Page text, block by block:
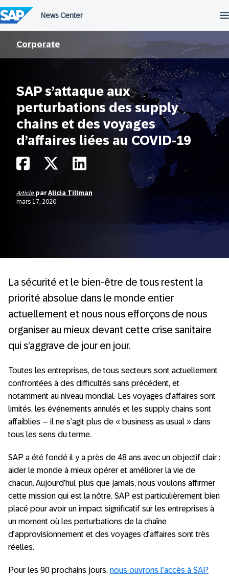
au
contenu
Corporate
SAP s’attaque aux
perturbations des supply
chains et des voyages
d’affaires liées au COVID-19
Article par Alicia Tillman
mars 17, 2020
La sécurité et le bien-être de tous restent la
priorité absolue dans le monde entier
actuellement et nous nous efforçons de nous
organiser au mieux devant cette crise sanitaire
qui s’aggrave de jour en jour.
Toutes les entreprises, de tous secteurs sont actuellement
confrontées à des difficultés sans précédent, et
notamment au niveau mondial. Les voyages d’affaires sont
limités, les événements annulés et les supply chains sont
affaiblies – il ne s’agit plus de « business as usual » dans
tous les sens du terme.
SAP a été fondé il y a près de 48 ans avec un objectif clair :
aider le monde à mieux opérer et améliorer la vie de
chacun. Aujourd’hui, plus que jamais, nous voulons affirmer
cette mission qui est la nôtre. SAP est particulièrement bien
placé pour avoir un impact significatif sur les entreprises à
un moment où les perturbations de la chaîne
d’approvisionnement et des voyages d’affaires sont très
réelles.
Pour les 90 prochains jours, nous ouvrons l’accès à SAP